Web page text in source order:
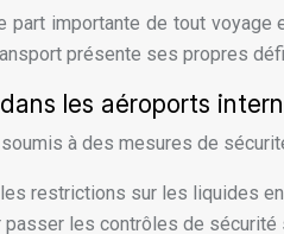
part importante de tout
présente ses propres
les aéroports
à des mesures de
restrictions sur les liquides
les contrôles de